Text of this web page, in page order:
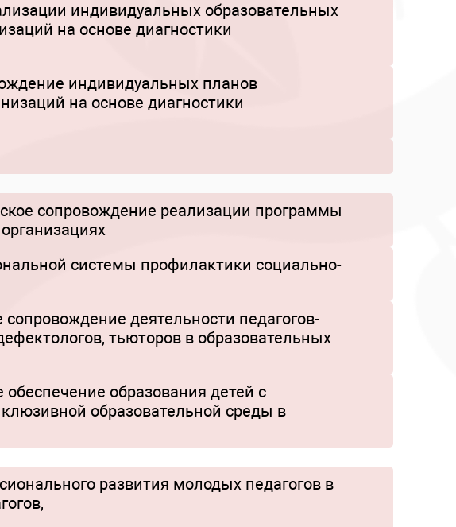
индивидуальных образовательных
на основе диагностики
индивидуальных планов
на основе диагностики
сопровождение реализации программы
системы профилактики социально-
деятельности педагогов-
тьюторов в образовательных
образования детей с
образовательной среды в
развития молодых педагогов в